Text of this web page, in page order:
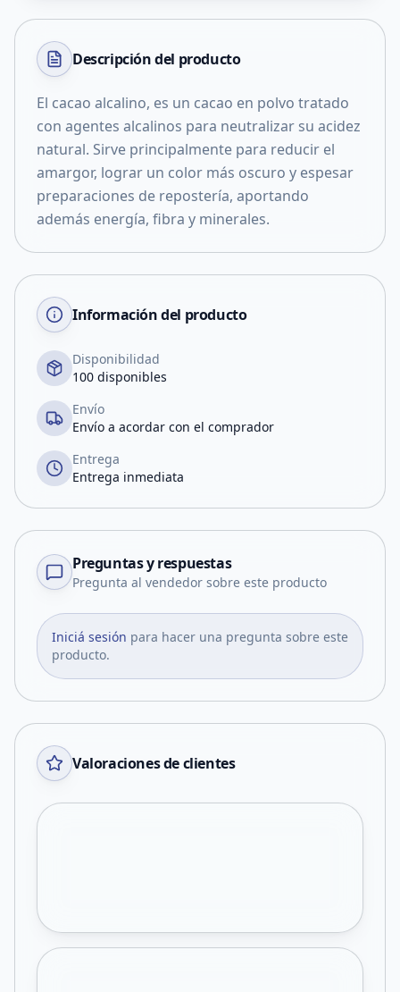
Descripción del producto
El cacao alcalino, es un cacao en polvo tratado
con agentes alcalinos para neutralizar su acidez
natural. Sirve principalmente para reducir el
amargor, lograr un color más oscuro y espesar
preparaciones de repostería, aportando
además energía, fibra y minerales.
Información del producto
Disponibilidad
100 disponibles
Envío
Envío a acordar con el comprador
Entrega
Entrega inmediata
Preguntas y respuestas
Pregunta al vendedor sobre este producto
Iniciá sesión para hacer una pregunta sobre este
producto.
Valoraciones de clientes